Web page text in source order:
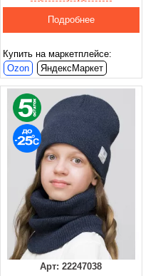
Подробнее
Купить на маркетплейсе:
Ozon
ЯндексМаркет
Арт: 22247038